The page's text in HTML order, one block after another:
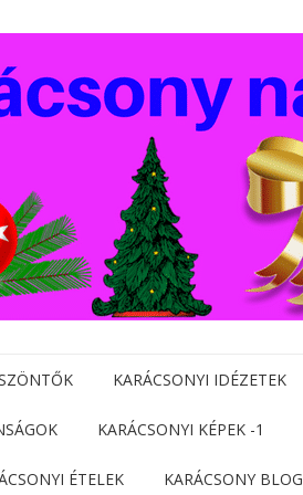
KARÁCSONYI IDÉZETEK
KARÁCSONYI KÉPEK -1
ÉTELEK KARÁCSONY BLOG